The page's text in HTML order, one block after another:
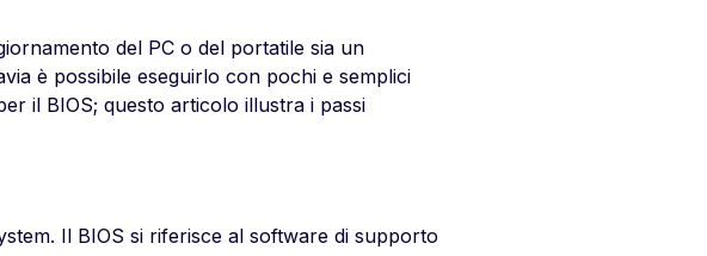
del PC o del portatile sia un
è possibile eseguirlo con pochi e semplici
il BIOS; questo articolo illustra i passi
Il BIOS si riferisce al software di supporto